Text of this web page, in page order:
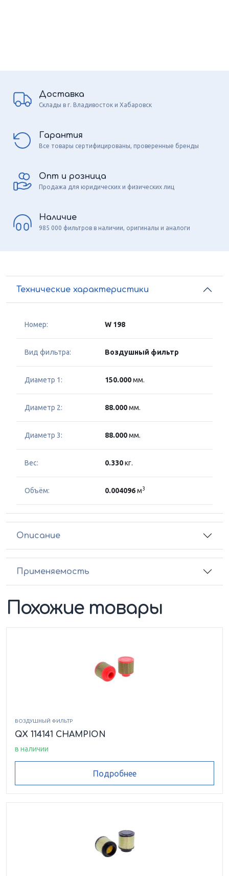
Доставка
Склады в г. Владивосток и Хабаровск
Гарантия
Все товары сертифицированы, проверенные бренды
Опт и розница
Продажа для юридических и физических лиц
Наличие
985 000 фильтров в наличии, оригиналы и аналоги
Технические характеристики
Номер: W 198
Вид фильтра: Воздушный фильтр
Диаметр 1: 150.000мм.
Диаметр 2: 88.000мм.
Диаметр 3: 88.000мм.
Вес: 0.330кг.
Объём: 0.004096м3
Описание
Применяемость
Похожие товары
ВОЗДУШНЫЙ ФИЛЬТР
QX 114141 CHAMPION
в наличии
Подробнее